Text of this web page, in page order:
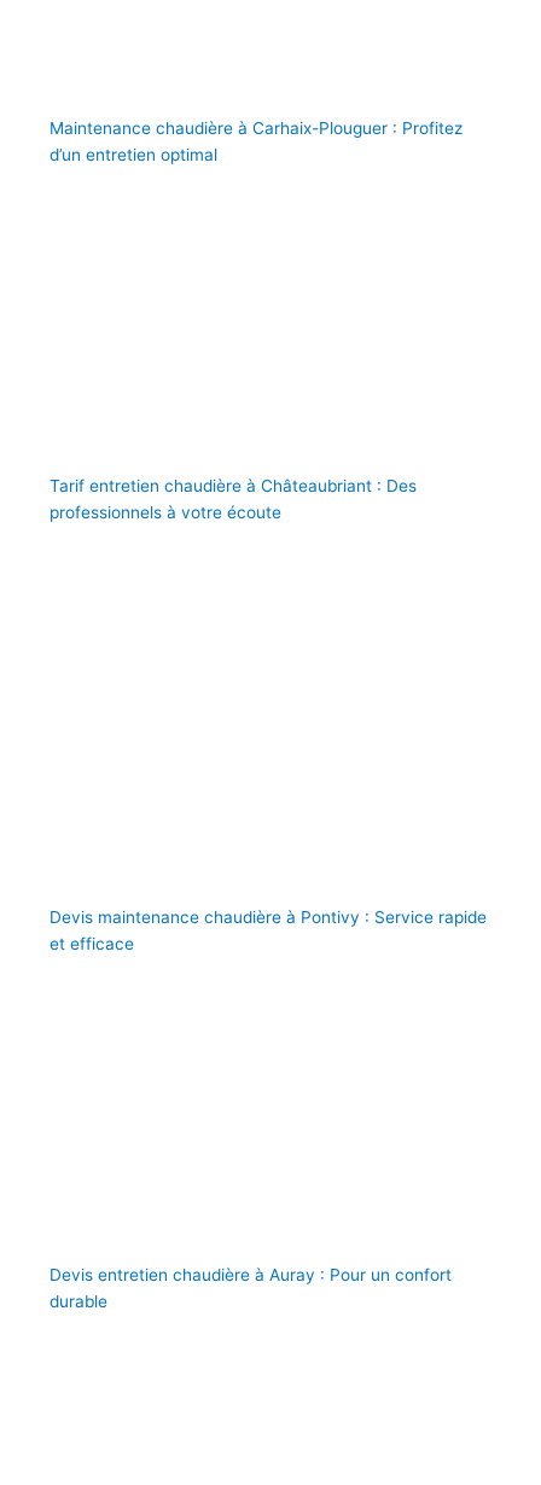
Maintenance chaudière à Carhaix-Plouguer : Profitez
d’un entretien optimal
Tarif entretien chaudière à Châteaubriant : Des
professionnels à votre écoute
Devis maintenance chaudière à Pontivy : Service rapide
et efficace
Devis entretien chaudière à Auray : Pour un confort
durable